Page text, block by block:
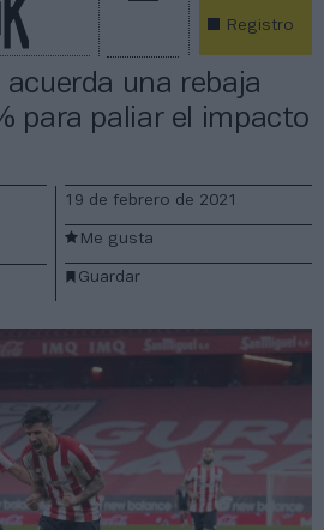
Registro
una rebaja
para paliar el impacto
19 de febrero de 2021
Guardar
Me gusta